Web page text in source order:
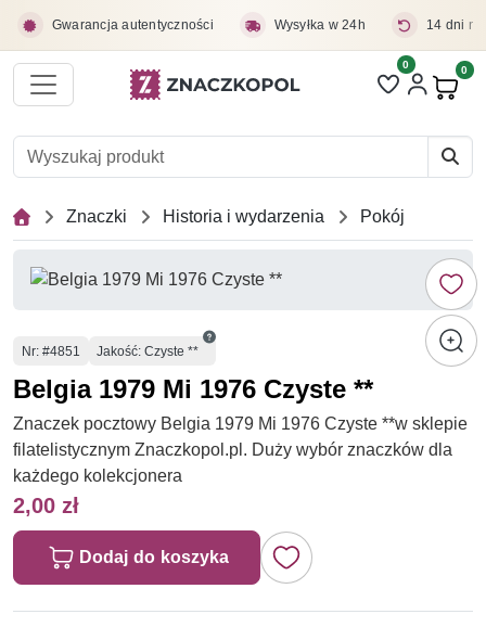
Gwarancja autentyczności Wysyłka w 24h 14 dni
Liczba pozycji
0 0
Znaczki Historia i wydarzenia Pokój
Numer
Nr: #4851 Jakość: Czyste **
Belgia 1979 Mi 1976 Czyste **
Znaczek pocztowy Belgia 1979 Mi 1976 Czyste **w sklepie
filatelistycznym Znaczkopol.pl. Duży wybór znaczków dla
każdego kolekcjonera
2,00 zł
Dodaj do koszyka